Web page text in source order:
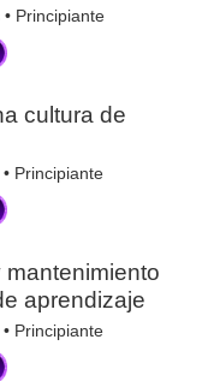
Principiante
cultura de
Principiante
aprendizaje
Principiante